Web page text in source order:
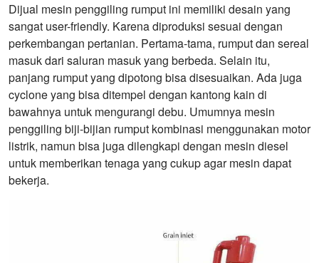
Dijual mesin penggiling rumput ini memiliki desain yang
sangat user-friendly. Karena diproduksi sesuai dengan
perkembangan pertanian. Pertama-tama, rumput dan sereal
masuk dari saluran masuk yang berbeda. Selain itu,
panjang rumput yang dipotong bisa disesuaikan. Ada juga
cyclone yang bisa ditempel dengan kantong kain di
bawahnya untuk mengurangi debu. Umumnya mesin
penggiling biji-bijian rumput kombinasi menggunakan motor
listrik, namun bisa juga dilengkapi dengan mesin diesel
untuk memberikan tenaga yang cukup agar mesin dapat
bekerja.